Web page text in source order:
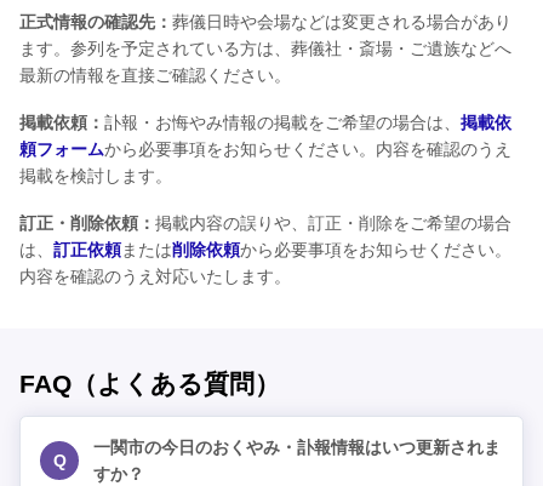
正式情報の確認先： 葬儀日時や会場などは変更される場合があり
ます。参列を予定されている方は、葬儀社・斎場・ご遺族などへ
最新の情報を直接ご確認ください。
掲載依頼： 訃報・お悔やみ情報の掲載をご希望の場合は、 掲載依
頼フォームから必要事項をお知らせください。内容を確認のうえ
掲載を検討します。
訂正・削除依頼： 掲載内容の誤りや、訂正・削除をご希望の場合
は、 訂正依頼または削除依頼から必要事項をお知らせください。
内容を確認のうえ対応いたします。
FAQ（よくある質問）
Q
一関市の今日のおくやみ・訃報情報はいつ更新されま
すか？